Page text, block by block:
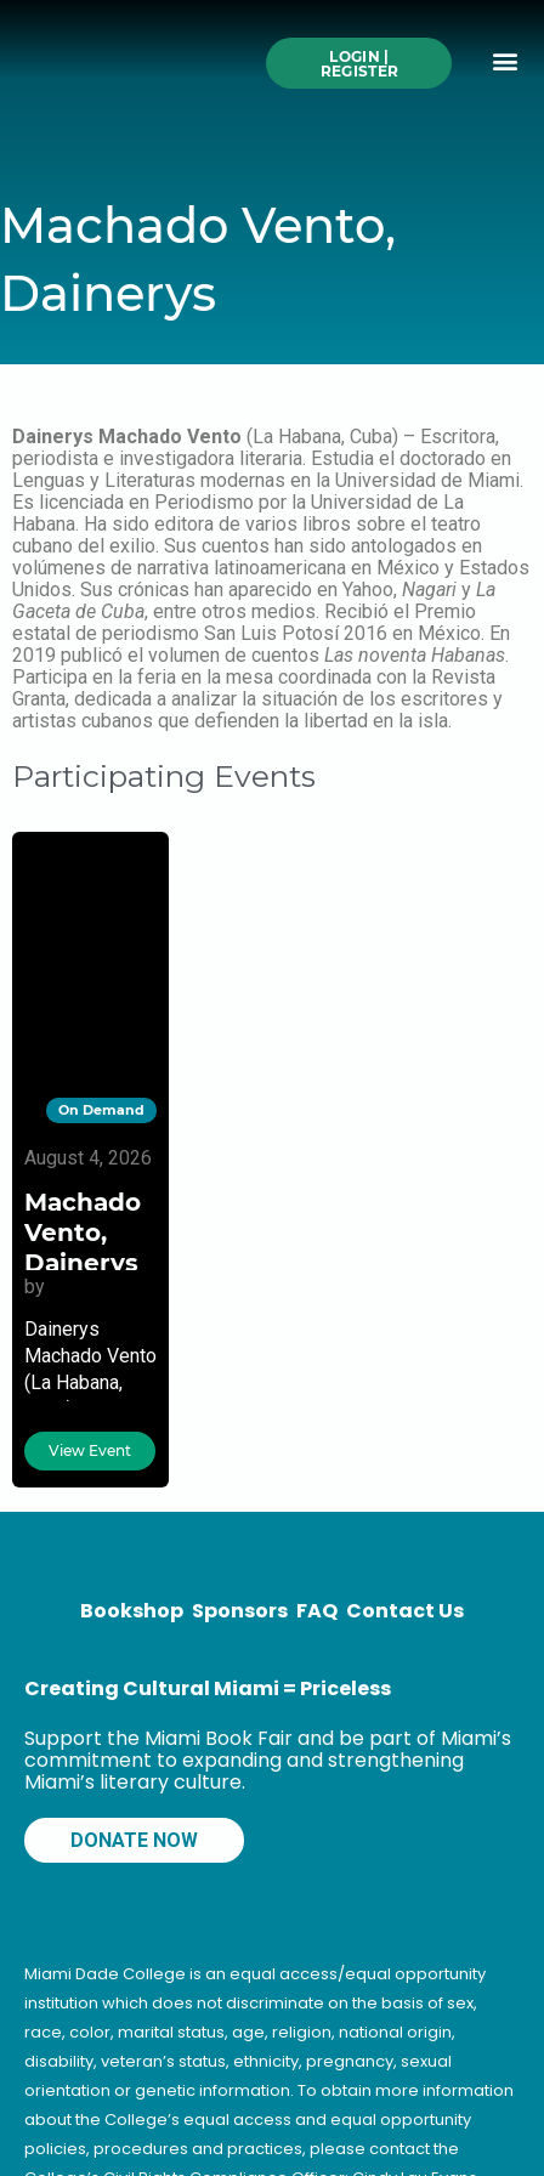
LOGIN |
REGISTER
Machado Vento,
Dainerys
Dainerys Machado Vento (La Habana, Cuba) – Escritora,
periodista e investigadora literaria. Estudia el doctorado en
Lenguas y Literaturas modernas en la Universidad de Miami.
Es licenciada en Periodismo por la Universidad de La
Habana. Ha sido editora de varios libros sobre el teatro
cubano del exilio. Sus cuentos han sido antologados en
volúmenes de narrativa latinoamericana en México y Estados
Unidos. Sus crónicas han aparecido en Yahoo, Nagari y La
Gaceta de Cuba, entre otros medios. Recibió el Premio
estatal de periodismo San Luis Potosí 2016 en México. En
2019 publicó el volumen de cuentos Las noventa Habanas
Participa en la feria en la mesa coordinada con la Revista
Granta, dedicada a analizar la situación de los escritores y
artistas cubanos que defienden la libertad en la isla.
Participating Events
On Demand
August 4, 2026
Machado
Vento,
Dainerys
by
Dainerys
Machado Vento
(La Habana,
Escritora,
periodista e
investigadora
literaria.
Literaturas
Universidad de
View Event
Bookshop Sponsors FAQ Contact Us
Creating Cultural Miami = Priceless
Support the Miami Book Fair and be part of Miami’s
commitment to expanding and strengthening
Miami’s literary culture.
DONATE NOW
Miami Dade College is an equal access/equal opportunity
institution which does not discriminate on the basis of sex,
race, color, marital status, age, religion, national origin,
disability, veteran’s status, ethnicity, pregnancy, sexual
orientation or genetic information. To obtain more information
about the College’s equal access and equal opportunity
policies, procedures and practices, please contact the